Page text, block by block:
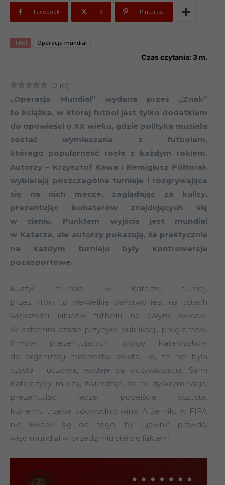
Facebook X Pinterest
TAGI Operacja mundial
Czas czytania: 3 m.
0 (0)
„Operacja Mundial” wydana przez „Znak”
to książka, w której futbol jest tylko dodatkiem
do opowieści o XX wieku, gdzie polityka musiała
zostać wymieszana z futbolem,
którego popularność rosła z każdym rokiem.
Autorzy – Krzysztof Kawa i Remigiusz Półtorak
wybierają poszczególne turnieje i rozgrywające
się na nich mecze, zaglądając za kulisy,
prezentując bohaterów znajdujących się
w cieniu. Punktem wyjścia jest mundial
w Katarze, ale autorzy pokazują, że praktycznie
na każdym turnieju były kontrowersje
pozasportowe.
Ruszył mundial w Katarze, turniej,
przez który to niewielkie państwo jest na ustach
większości kibiców futbolu na całym świecie.
W ostatnim czasie przybyło publikacji, programów,
filmów prezentujących drogę Katarczyków
do organizacji mistrzostw świata. To, że nie była
czysta i uczciwa, wydaje się oczywistością. Sami
Katarczycy milczą, twierdząc, że to dyskryminacja,
prezentując raczej podejście oszusta,
któremu trzeba udowodnić winę. A że nikt w FIFA
nie kwapił się do tego, by ujawnić prawdę,
więc mundial w przedzimiu stał się faktem.